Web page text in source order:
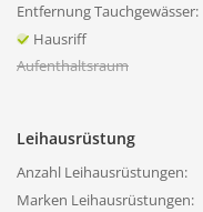
Entfernung Tauchgewässer:
Hausriff
Aufenthaltsraum
Leihausrüstung
Anzahl Leihausrüstungen:
Marken Leihausrüstungen: